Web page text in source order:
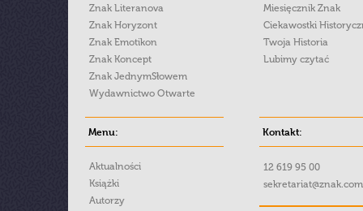
Znak Literanova
Znak Horyzont
Znak Emotikon
Znak Koncept
Znak JednymSłowem
Wydawnictwo Otwarte
Miesięcznik Znak
Ciekawostki
Twoja Historia
Lubimy czytać
Menu:
Aktualności
Książki
Autorzy
Kontakt:
12 619 95 00